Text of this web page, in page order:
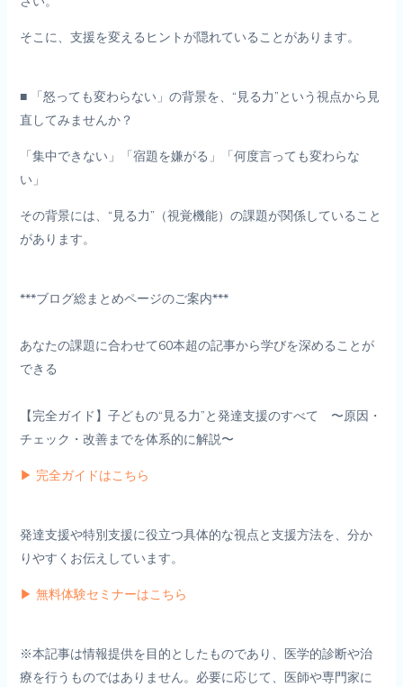
そこに、支援を変えるヒントが隠れていることがあります。
■ 「怒っても変わらない」の背景を、“見る力”という視点から見
直してみませんか？
「集中できない」「宿題を嫌がる」「何度言っても変わらな
い」
その背景には、“見る力”（視覚機能）の課題が関係していること
があります。
***ブログ総まとめページのご案内***
あなたの課題に合わせて60本超の記事から学びを深めることが
できる
【完全ガイド】子どもの“見る力”と発達支援のすべて 〜原因・
チェック・改善までを体系的に解説〜
▶ 完全ガイドはこちら
発達支援や特別支援に役立つ具体的な視点と支援方法を、分か
りやすくお伝えしています。
▶ 無料体験セミナーはこちら
※本記事は情報提供を目的としたものであり、医学的診断や治
療を行うものではありません。必要に応じて、医師や専門家に